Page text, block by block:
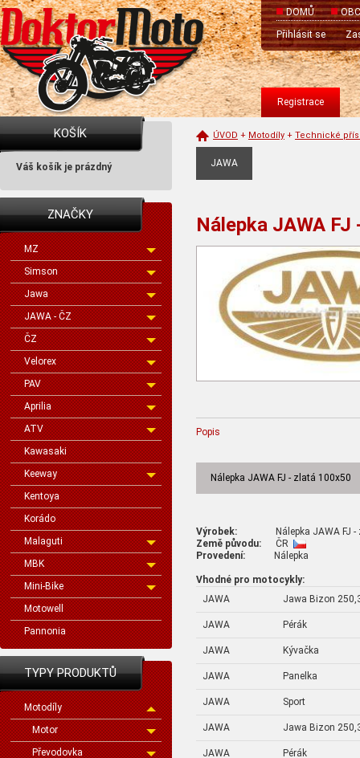
DOMŮ
Přihlásit se
Registrace
KOŠÍK
Váš košík je prázdný
ZNAČKY
MZ
Simson
Jawa
JAWA - ČZ
ČZ
Velorex
PAV
Aprilia
ATV
Kawasaki
Keeway
Kentoya
Korádo
Malaguti
MBK
Mini-Bike
Motowell
Pannonia
TYPY PRODUKTŮ
Motodíly
Motor
Převodovka
ÚVOD + Motodíly + Technické
JAWA
Nálepka JAWA
Popis
Nálepka JAWA FJ - zlatá 100x50
Výrobek: Nálepka JAWA FJ -
Země původu: ČR
Provedení: Nálepka
Vhodné pro motocykly:
JAWA
Jawa Bizon
JAWA Pérák
JAWA Kývačka
JAWA Panelka
JAWA Sport
JAWA Jawa Bizon
JAWA Pérák